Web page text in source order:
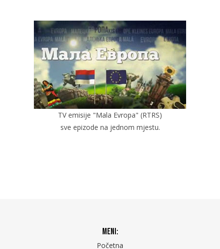
TV emisije "Mala Evropa" (RTRS)
sve epizode na jednom mjestu.
Meni:
Početna